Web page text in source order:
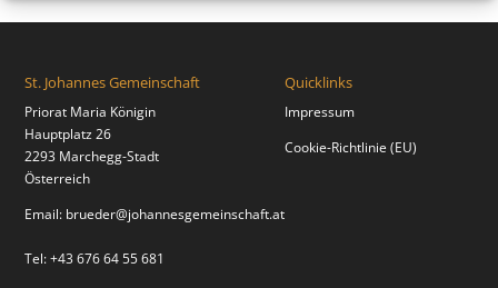
St. Johannes Gemeinschaft
Priorat Maria Königin
Hauptplatz 26
2293 Marchegg-Stadt
Österreich
Email: brueder@johannesgemeinschaft.at
Tel: +43 676 64 55 681
Quicklinks
Impressum
Cookie-Richtlinie (EU)